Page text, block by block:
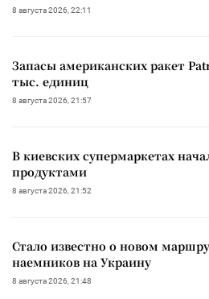
8 августа 2026, 22:11
Запасы американских ракет
тыс. единиц
8 августа 2026, 21:57
В киевских супермаркетах
продуктами
8 августа 2026, 21:52
Стало известно о новом
наемников на Украину
8 августа 2026, 21:48